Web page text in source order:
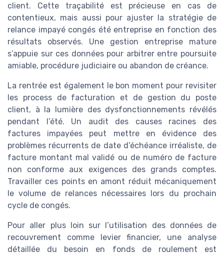
client. Cette traçabilité est précieuse en cas de
contentieux, mais aussi pour ajuster la stratégie de
relance impayé congés été entreprise en fonction des
résultats observés. Une gestion entreprise mature
s’appuie sur ces données pour arbitrer entre poursuite
amiable, procédure judiciaire ou abandon de créance.
La rentrée est également le bon moment pour revisiter
les process de facturation et de gestion du poste
client, à la lumière des dysfonctionnements révélés
pendant l’été. Un audit des causes racines des
factures impayées peut mettre en évidence des
problèmes récurrents de date d’échéance irréaliste, de
facture montant mal validé ou de numéro de facture
non conforme aux exigences des grands comptes.
Travailler ces points en amont réduit mécaniquement
le volume de relances nécessaires lors du prochain
cycle de congés.
Pour aller plus loin sur l’utilisation des données de
recouvrement comme levier financier, une analyse
détaillée du besoin en fonds de roulement est